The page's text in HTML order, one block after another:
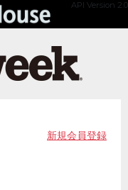
API Version 2.0
新規会員登録